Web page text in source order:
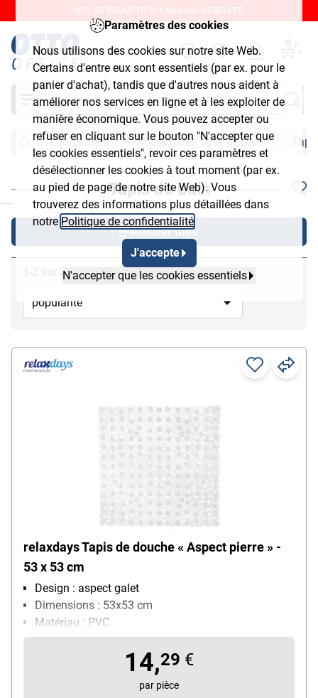
Paramètres des cookies
Nous utilisons des cookies sur notre site Web.
Certains d'entre eux sont essentiels (par ex. pour le
panier d'achat), tandis que d'autres nous aident à
améliorer nos services en ligne et à les exploiter de
manière économique. Vous pouvez accepter ou
refuser en cliquant sur le bouton "N'accepter que
les cookies essentiels", revoir ces paramètres et
désélectionner les cookies à tout moment (par ex.
au pied de page de notre site Web). Vous
trouverez des informations plus détaillées dans
notre Politique de confidentialité
J'accepte
N'accepter que les cookies essentiels
20% DE RÉDUCTION + livraison GRATUITE.
0
Chercher
Équipement Accessoires salle de bain
Tapis de bain
Afficher filtre
1-2 sur 2
relaxdays Tapis de douche « Aspect pierre » -
53 x 53 cm
Design : aspect galet
Dimensions : 53x53 cm
Matériau : PVC
pour chauffage au sol : Non
14,29 €
par pièce